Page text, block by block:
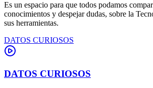
Es un espacio para que todos podamos
conocimientos y despejar dudas, sobre la
sus herramientas.
DATOS CURIOSOS
DATOS CURIOSOS